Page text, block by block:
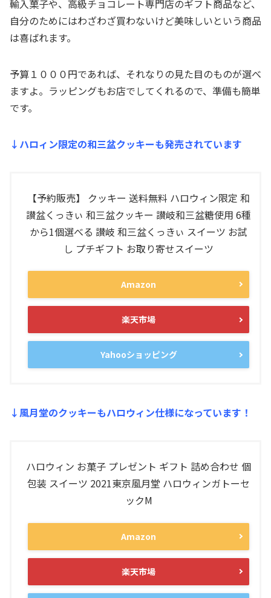
輸入菓子や、高級チョコレート専門店のギフト商品など、
自分のためにはわざわざ買わないけど美味しいという商品
は喜ばれます。
予算１０００円であれば、それなりの見た目のものが選べ
ますよ。ラッピングもお店でしてくれるので、準備も簡単
です。
↓ハロィン限定の和三盆クッキーも発売されています
【予約販売】 クッキー 送料無料 ハロウィン限定 和
讃盆くっきぃ 和三盆クッキー 讃岐和三盆糖使用 6種
から1個選べる 讃岐 和三盆くっきぃ スイーツ お試
し プチギフト お取り寄せスイーツ
Amazon
楽天市場
Yahooショッピング
↓風月堂のクッキーもハロウィン仕様になっています！
ハロウィン お菓子 プレゼント ギフト 詰め合わせ 個
包装 スイーツ 2021東京風月堂 ハロウィンガトーセ
ックM
Amazon
楽天市場